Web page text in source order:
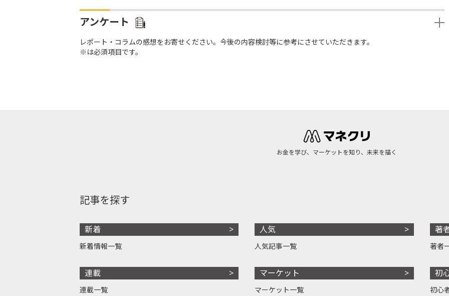
アンケート
レポート・コラムの感想をお寄せください。今後の内容検討等に参考にさせていただきます。
※は必須項目です。
お金を学び、マーケットを知り、未来を描く
記事を探す
新着
新着情報一覧
連載
連載一覧
人気
人気記事一覧
マーケット
マーケット一覧
著
著者
初
初心